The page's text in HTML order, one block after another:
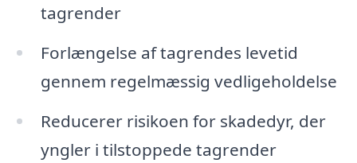
tagrender
Forlængelse af tagrendes levetid
gennem regelmæssig vedligeholdelse
Reducerer risikoen for skadedyr, der
yngler i tilstoppede tagrender